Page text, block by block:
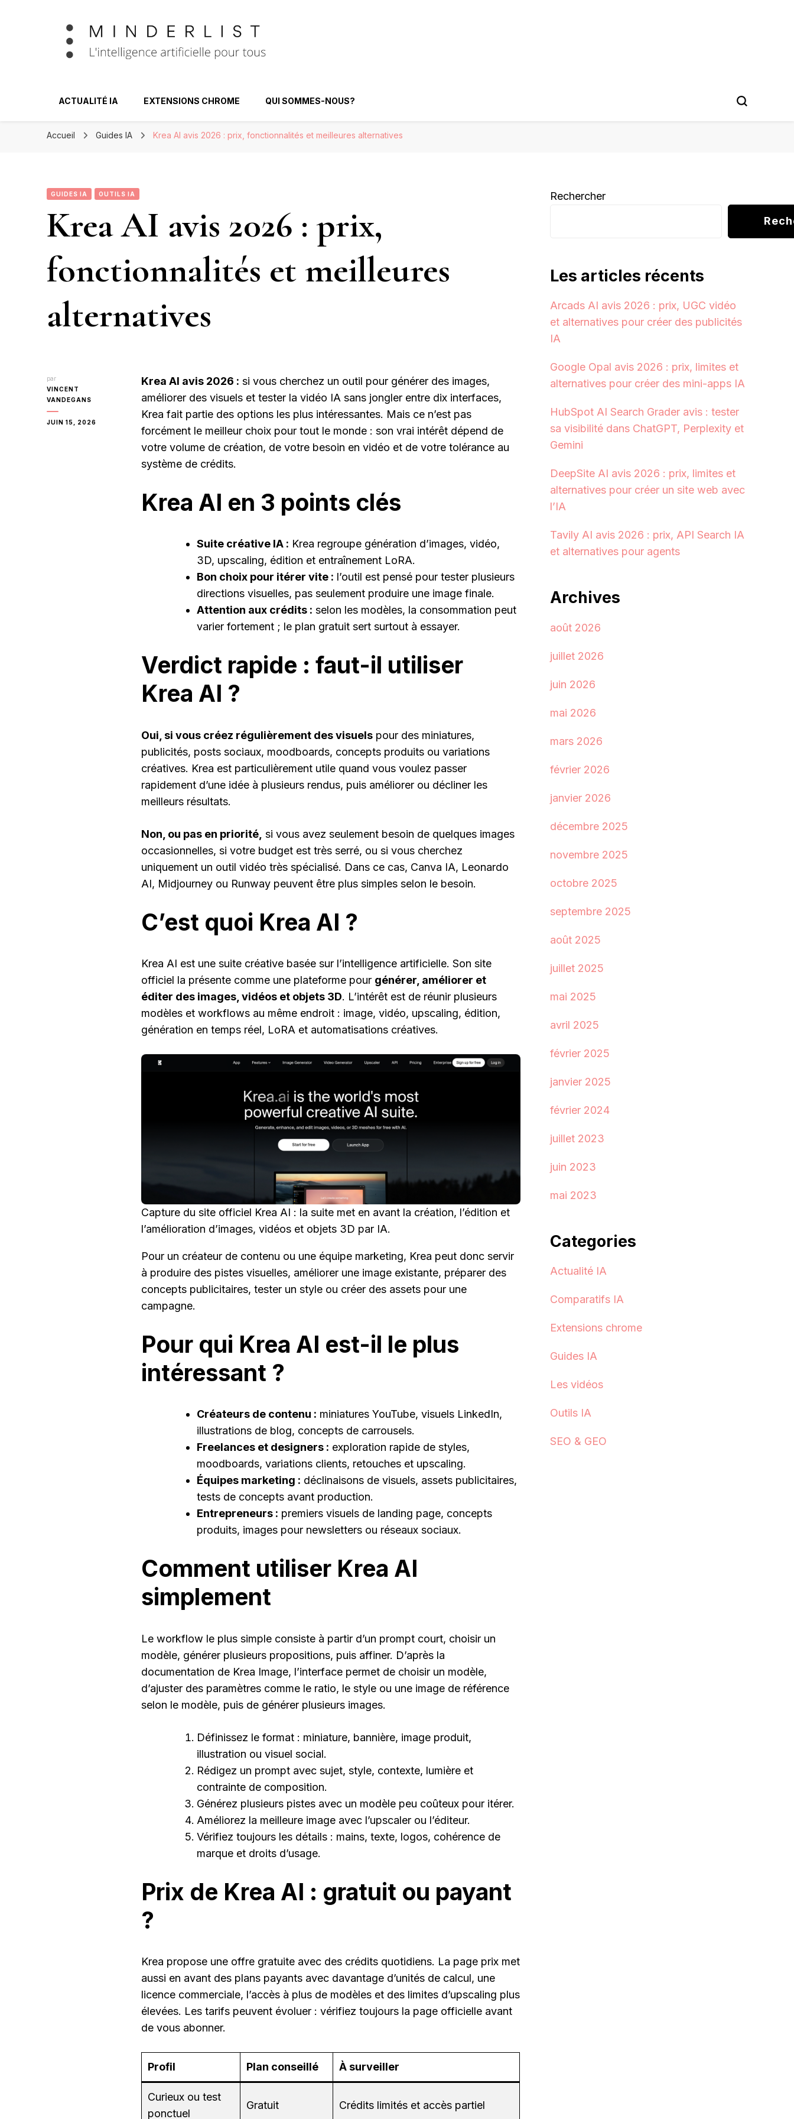
Minderlist – Intelligence Artificielle
ACTUALITÉ IA EXTENSIONS CHROME QUI SOMMES-NOUS?
Accueil Guides IA Krea AI avis 2026 : prix, fonctionnalités et meilleures alternatives
GUIDES IA OUTILS IA
Krea AI avis 2026 : prix,
fonctionnalités et meilleures
alternatives
par
VINCENT
VANDEGANS
JUIN 15, 2026
Krea AI avis 2026 : si vous cherchez un outil pour générer des images,
améliorer des visuels et tester la vidéo IA sans jongler entre dix interfaces,
Krea fait partie des options les plus intéressantes. Mais ce n’est pas
forcément le meilleur choix pour tout le monde : son vrai intérêt dépend de
votre volume de création, de votre besoin en vidéo et de votre tolérance au
système de crédits.
Krea AI en 3 points clés
Suite créative IA : Krea regroupe génération d’images, vidéo,
3D, upscaling, édition et entraînement LoRA.
Bon choix pour itérer vite : l’outil est pensé pour tester plusieurs
directions visuelles, pas seulement produire une image finale.
Attention aux crédits : selon les modèles, la consommation peut
varier fortement ; le plan gratuit sert surtout à essayer.
Verdict rapide : faut-il utiliser
Krea AI ?
Oui, si vous créez régulièrement des visuels pour des miniatures,
publicités, posts sociaux, moodboards, concepts produits ou variations
créatives. Krea est particulièrement utile quand vous voulez passer
rapidement d’une idée à plusieurs rendus, puis améliorer ou décliner les
meilleurs résultats.
Non, ou pas en priorité, si vous avez seulement besoin de quelques images
occasionnelles, si votre budget est très serré, ou si vous cherchez
uniquement un outil vidéo très spécialisé. Dans ce cas, Canva IA, Leonardo
AI, Midjourney ou Runway peuvent être plus simples selon le besoin.
C’est quoi Krea AI ?
Krea AI est une suite créative basée sur l’intelligence artificielle. Son site
officiel la présente comme une plateforme pour générer, améliorer et
éditer des images, vidéos et objets 3D. L’intérêt est de réunir plusieurs
modèles et workflows au même endroit : image, vidéo, upscaling, édition,
génération en temps réel, LoRA et automatisations créatives.
Capture du site officiel Krea AI : la suite met en avant la création, l’édition et
l’amélioration d’images, vidéos et objets 3D par IA.
Pour un créateur de contenu ou une équipe marketing, Krea peut donc servir
à produire des pistes visuelles, améliorer une image existante, préparer des
concepts publicitaires, tester un style ou créer des assets pour une
campagne.
Pour qui Krea AI est-il le plus
intéressant ?
Créateurs de contenu : miniatures YouTube, visuels LinkedIn,
illustrations de blog, concepts de carrousels.
Freelances et designers : exploration rapide de styles,
moodboards, variations clients, retouches et upscaling.
Équipes marketing : déclinaisons de visuels, assets publicitaires,
tests de concepts avant production.
Entrepreneurs : premiers visuels de landing page, concepts
produits, images pour newsletters ou réseaux sociaux.
Comment utiliser Krea AI
simplement
Le workflow le plus simple consiste à partir d’un prompt court, choisir un
modèle, générer plusieurs propositions, puis affiner. D’après la
documentation de Krea Image, l’interface permet de choisir un modèle,
d’ajuster des paramètres comme le ratio, le style ou une image de référence
selon le modèle, puis de générer plusieurs images.
Définissez le format : miniature, bannière, image produit,
illustration ou visuel social.
Rédigez un prompt avec sujet, style, contexte, lumière et
contrainte de composition.
Générez plusieurs pistes avec un modèle peu coûteux pour itérer.
Améliorez la meilleure image avec l’upscaler ou l’éditeur.
Vérifiez toujours les détails : mains, texte, logos, cohérence de
marque et droits d’usage.
Prix de Krea AI : gratuit ou payant
?
Krea propose une offre gratuite avec des crédits quotidiens. La page prix met
aussi en avant des plans payants avec davantage d’unités de calcul, une
licence commerciale, l’accès à plus de modèles et des limites d’upscaling plus
élevées. Les tarifs peuvent évoluer : vérifiez toujours la page officielle avant
de vous abonner.
Profil Plan conseillé À surveiller
Curieux ou test
ponctuel
Gratuit Crédits limités et accès partiel
Rechercher
Les articles récents
Arcads AI avis 2026 : prix, UGC vidéo
et alternatives pour créer des publicités
IA
Google Opal avis 2026 : prix, limites et
alternatives pour créer des mini-apps IA
HubSpot AI Search Grader avis : tester
sa visibilité dans ChatGPT, Perplexity et
Gemini
DeepSite AI avis 2026 : prix, limites et
alternatives pour créer un site web avec
l’IA
Tavily AI avis 2026 : prix, API Search IA
et alternatives pour agents
Archives
août 2026
juillet 2026
juin 2026
mai 2026
mars 2026
février 2026
janvier 2026
décembre 2025
novembre 2025
octobre 2025
septembre 2025
août 2025
juillet 2025
mai 2025
avril 2025
février 2025
janvier 2025
février 2024
juillet 2023
juin 2023
mai 2023
Categories
Actualité IA
Comparatifs IA
Extensions chrome
Guides IA
Les vidéos
Outils IA
SEO & GEO